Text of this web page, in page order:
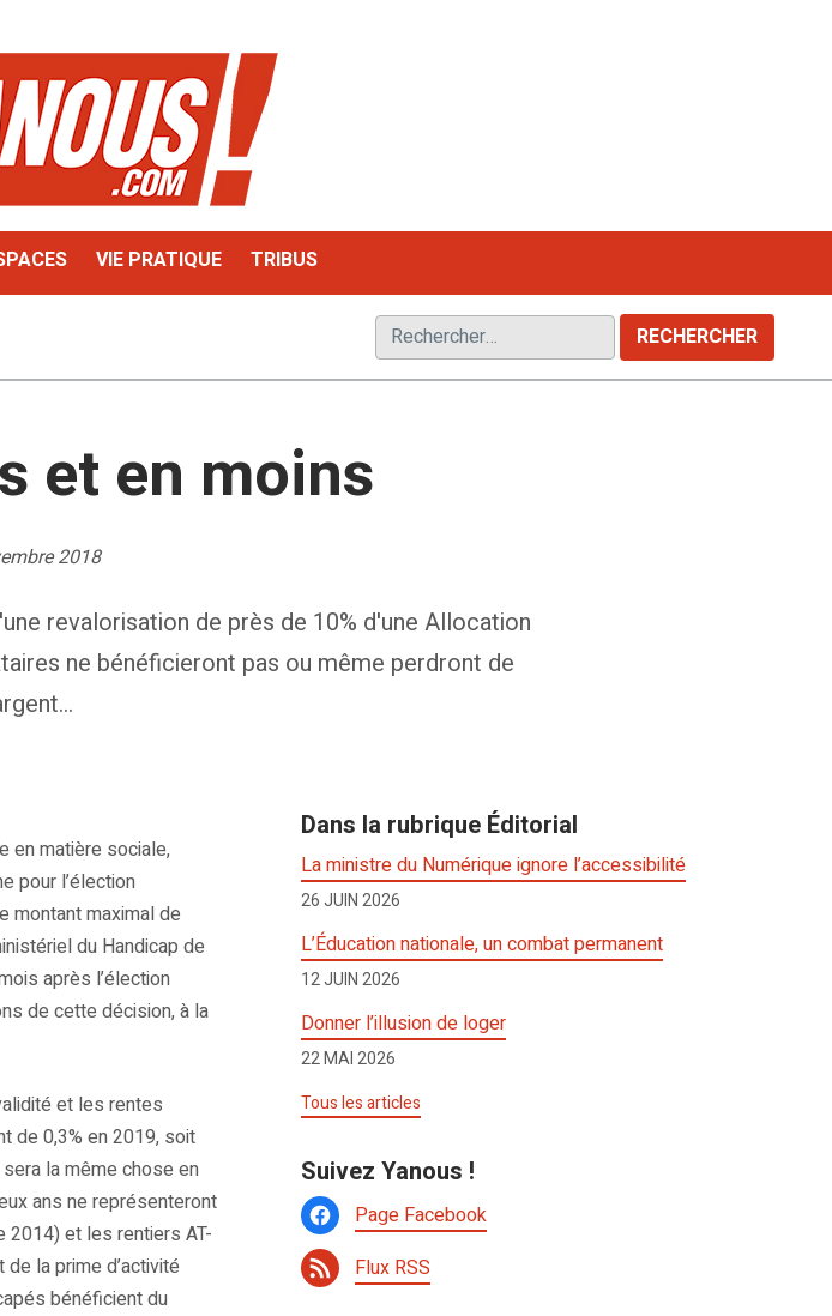
VIE PRATIQUE TRIBUS
Rechercher :
et en moins
2018
revalorisation de près de 10% d'une Allocation
ne bénéficieront pas ou même perdront de
en matière sociale,
pour l’élection
montant maximal de
du Handicap de
après l’élection
de cette décision, à la
et les rentes
de 0,3% en 2019, soit
la même chose en
ans ne représenteront
2014) et les rentiers AT-
la prime d’activité
bénéficient du
Dans la rubrique Éditorial
La ministre du Numérique ignore l’accessibilité
26 JUIN 2026
L’Éducation nationale, un combat permanent
12 JUIN 2026
Donner l’illusion de loger
22 MAI 2026
Tous les articles
Suivez Yanous !
Page Facebook
Flux RSS